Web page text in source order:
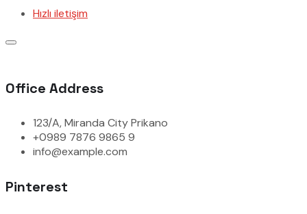
Hızlı iletişim
Office Address
123/A, Miranda City Prikano
+0989 7876 9865 9
info@example.com
Pinterest